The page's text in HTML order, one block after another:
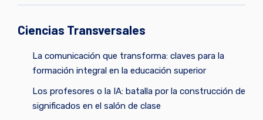
Ciencias Transversales
La comunicación que transforma: claves para la
formación integral en la educación superior
Los profesores o la IA: batalla por la construcción de
significados en el salón de clase